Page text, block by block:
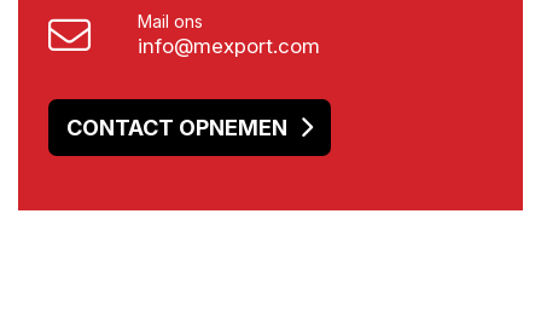
Mail ons
info@mexport.com
CONTACT OPNEMEN